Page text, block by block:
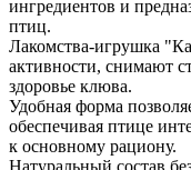
ингредиентов и
птиц.
Лакомства-игрушка
активности, снимают
здоровье клюва.
Удобная форма
обеспечивая птице
к основному рациону.
Натуральный состав